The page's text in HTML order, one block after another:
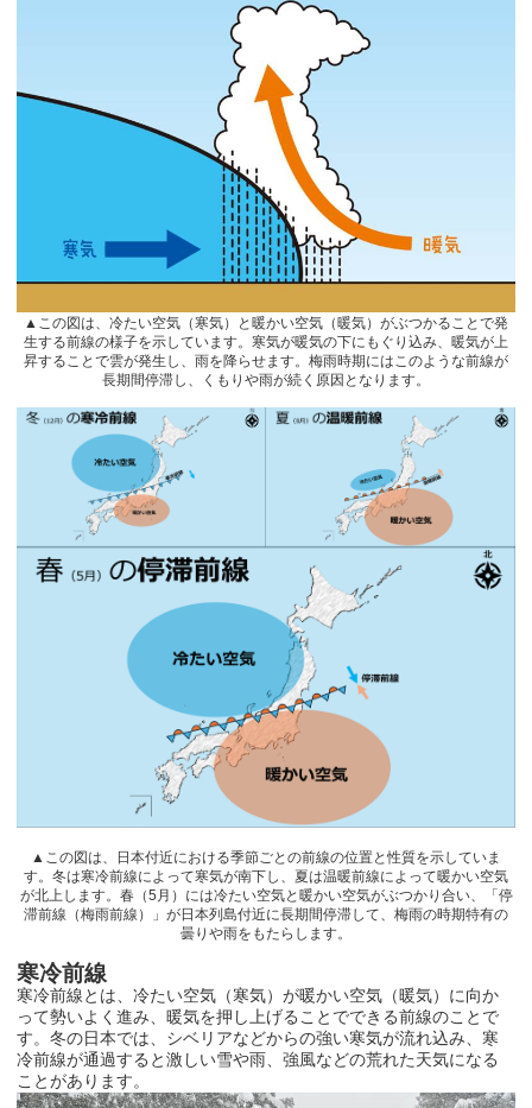
▲この図は、冷たい空気（寒気）と暖かい空気（暖気）がぶつかることで発
生する前線の様子を示しています。寒気が暖気の下にもぐり込み、暖気が上
昇することで雲が発生し、雨を降らせます。梅雨時期にはこのような前線が
長期間停滞し、くもりや雨が続く原因となります。
▲この図は、日本付近における季節ごとの前線の位置と性質を示していま
す。冬は寒冷前線によって寒気が南下し、夏は温暖前線によって暖かい空気
が北上します。春（5 月）には冷たい空気と暖かい空気がぶつかり合い、「停
滞前線（梅雨前線）」が日本列島付近に長期間停滞して、梅雨の時期特有の
曇りや雨をもたらします。
寒冷前線
寒冷前線とは、冷たい空気（寒気）が暖かい空気（暖気）に向か
って勢いよく進み、暖気を押し上げることでできる前線のことで
す。冬の日本では、シベリアなどからの強い寒気が流れ込み、寒
冷前線が通過すると激しい雪や雨、強風などの荒れた天気になる
ことがあります。